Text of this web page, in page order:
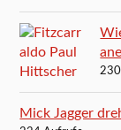
Mick Jagger